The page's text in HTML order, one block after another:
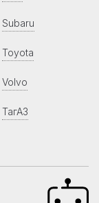
Subaru
Toyota
Volvo
ТагАЗ